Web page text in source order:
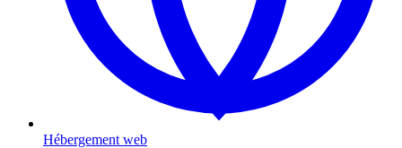
Hébergement web